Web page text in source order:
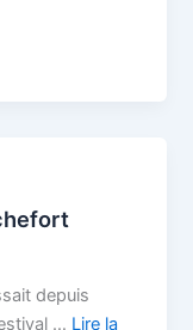
depuis
… Lire la